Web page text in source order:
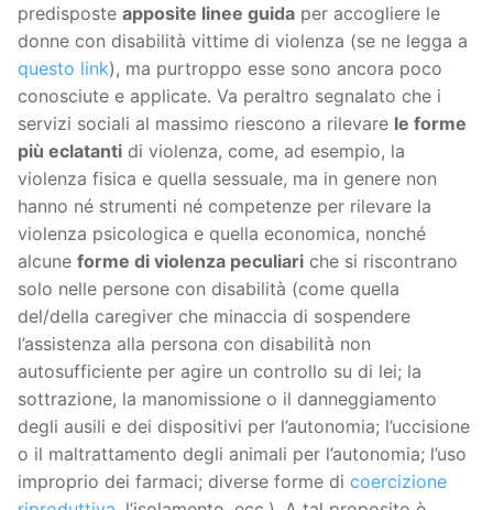
predisposte apposite linee guida per accogliere le
donne con disabilità vittime di violenza (se ne legga a
questo link), ma purtroppo esse sono ancora poco
conosciute e applicate. Va peraltro segnalato che i
servizi sociali al massimo riescono a rilevare le forme
più eclatanti di violenza, come, ad esempio, la
violenza fisica e quella sessuale, ma in genere non
hanno né strumenti né competenze per rilevare la
violenza psicologica e quella economica, nonché
alcune forme di violenza peculiari che si riscontrano
solo nelle persone con disabilità (come quella
del/della caregiver che minaccia di sospendere
l’assistenza alla persona con disabilità non
autosufficiente per agire un controllo su di lei; la
sottrazione, la manomissione o il danneggiamento
degli ausili e dei dispositivi per l’autonomia; l’uccisione
o il maltrattamento degli animali per l’autonomia; l’uso
improprio dei farmaci; diverse forme di coercizione